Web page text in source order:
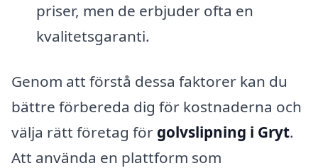
priser, men de erbjuder ofta en
kvalitetsgaranti.
Genom att förstå dessa faktorer kan du
bättre förbereda dig för kostnaderna och
välja rätt företag för golvslipning i Gryt.
Att använda en plattform som